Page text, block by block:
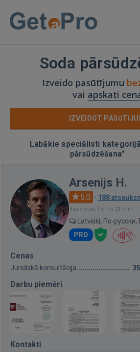
Soda
Izveido pasūtījumu
vai apskati
IZVEIDOT
Labākie speciālisti
pārsūdzēšana"
Arsenijs H.
5.0 · 188
Bija vietnē: Pirms 21 min.
Latviski, По-русски,
PRO
Cenas
Juridiskā konsultācija
Darbu piemēri
Kontakti